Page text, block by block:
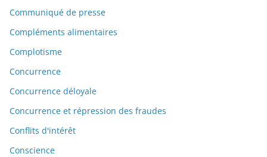
Communiqué de presse
Compléments alimentaires
Complotisme
Concurrence
Concurrence déloyale
Concurrence et répression des fraudes
Conflits d'intérêt
Conscience